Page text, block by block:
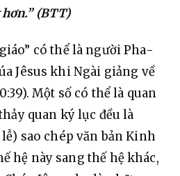
(BTT)
có thể là người Pha-
Jêsus khi Ngài giảng về
Một số có thể là quan
quan ký lục đều là
sao chép văn bản Kinh
hệ này sang thế hệ khác,